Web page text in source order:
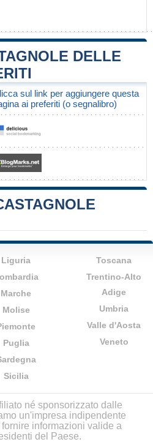
DELLE
sul link per aggiungere questa
ai preferiti (o segnalibro)
Liguria
Marche
Molise
Puglia
Sicilia
Toscana
Trentino-Alto
Adige
Umbria
Valle d'Aosta
Veneto
né sponsorizzato dalle
un'impresa indipendente
informazioni valide a
del Paese.